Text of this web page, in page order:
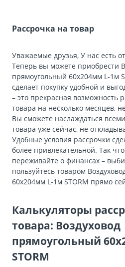
Рассрочка на товар
Уважаемые друзья, У нас есть
Теперь вы можете приобрести
прямоугольный 60х204мм L-1м
сделает покупку удобной и
– это прекрасная возможность
товара на несколько месяцев,
Вы сможете наслаждаться
товара уже сейчас, не
Удобные условия рассрочки
более привлекательной. Так
переживайте о финансах –
пользуйтесь товаром
60х204мм L-1м STORM прямо
Калькуляторы
товара: Воздуховод
прямоугольный
STORM